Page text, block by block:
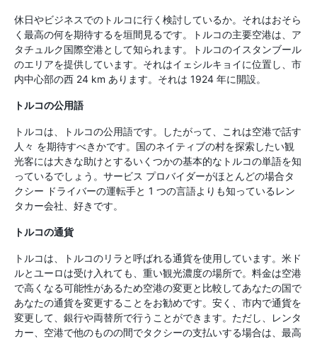
休日やビジネスでのトルコに行く検討しているか。それはおそら
く最高の何を期待するを垣間見るです。トルコの主要空港は、ア
タチュルク国際空港として知られます。トルコのイスタンブール
のエリアを提供しています。それはイェシルキョイに位置し、市
内中心部の西 24 km あります。それは 1924 年に開設。
トルコの公用語
トルコは、トルコの公用語です。したがって、これは空港で話す
人々 を期待すべきかです。国のネイティブの村を探索したい観
光客には大きな助けとするいくつかの基本的なトルコの単語を知
っているでしょう。サービス プロバイダーがほとんどの場合タ
クシー ドライバーの運転手と 1 つの言語よりも知っているレン
タカー会社、好きです。
トルコの通貨
トルコは、トルコのリラと呼ばれる通貨を使用しています。米ド
ルとユーロは受け入れても、重い観光濃度の場所で。料金は空港
で高くなる可能性があるため空港の変更と比較してあなたの国で
あなたの通貨を変更することをお勧めです。安く、市内で通貨を
変更して、銀行や両替所で行うことができます。ただし、レンタ
カー、空港で他のものの間でタクシーの支払いする場合は、最高